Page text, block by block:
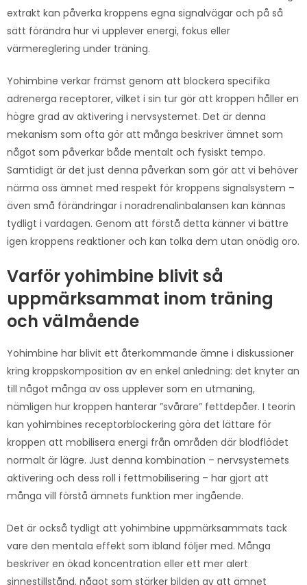
extrakt kan påverka kroppens egna signalvägar och på så
sätt förändra hur vi upplever energi, fokus eller
värmereglering under träning.
Yohimbine verkar främst genom att blockera specifika
adrenerga receptorer, vilket i sin tur gör att kroppen håller en
högre grad av aktivering i nervsystemet. Det är denna
mekanism som ofta gör att många beskriver ämnet som
något som påverkar både mentalt och fysiskt tempo.
Samtidigt är det just denna påverkan som gör att vi behöver
närma oss ämnet med respekt för kroppens signalsystem –
även små förändringar i noradrenalinbalansen kan kännas
tydligt i vardagen. Genom att förstå detta känner vi bättre
igen kroppens reaktioner och kan tolka dem utan onödig oro.
Varför yohimbine blivit så
uppmärksammat inom träning
och välmående
Yohimbine har blivit ett återkommande ämne i diskussioner
kring kroppskomposition av en enkel anledning: det knyter an
till något många av oss upplever som en utmaning,
nämligen hur kroppen hanterar ”svårare” fettdepåer. I teorin
kan yohimbines receptorblockering göra det lättare för
kroppen att mobilisera energi från områden där blodflödet
normalt är lägre. Just denna kombination – nervsystemets
aktivering och dess roll i fettmobilisering – har gjort att
många vill förstå ämnets funktion mer ingående.
Det är också tydligt att yohimbine uppmärksammats tack
vare den mentala effekt som ibland följer med. Många
beskriver en ökad koncentration eller ett mer alert
sinnestillstånd, något som stärker bilden av att ämnet